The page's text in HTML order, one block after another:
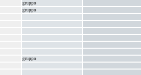
gruppo
gruppo
gruppo